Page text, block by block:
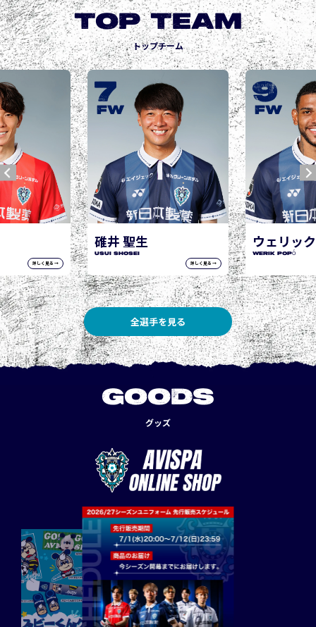
TOP TEAM
トップチーム
詳しく見る →
ウェリック ポポ
WERIK POPÓ
詳しく見る →
9
FW
城後 寿
JOGO Hisashi
10
FW
全選手を見る
GOODS
グッズ